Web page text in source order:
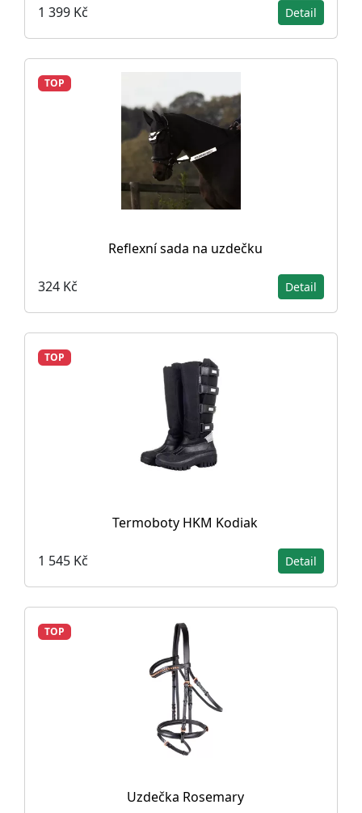
1 399 Kč Detail
TOP
Reflexní sada na uzdečku
324 Kč Detail
TOP
Termoboty HKM Kodiak
1 545 Kč Detail
TOP
Uzdečka Rosemary